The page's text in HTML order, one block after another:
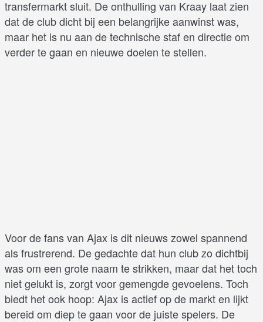
transfermarkt sluit. De onthulling van Kraay laat zien
dat de club dicht bij een belangrijke aanwinst was,
maar het is nu aan de technische staf en directie om
verder te gaan en nieuwe doelen te stellen.
Voor de fans van Ajax is dit nieuws zowel spannend
als frustrerend. De gedachte dat hun club zo dichtbij
was om een grote naam te strikken, maar dat het toch
niet gelukt is, zorgt voor gemengde gevoelens. Toch
biedt het ook hoop: Ajax is actief op de markt en lijkt
bereid om diep te gaan voor de juiste spelers. De